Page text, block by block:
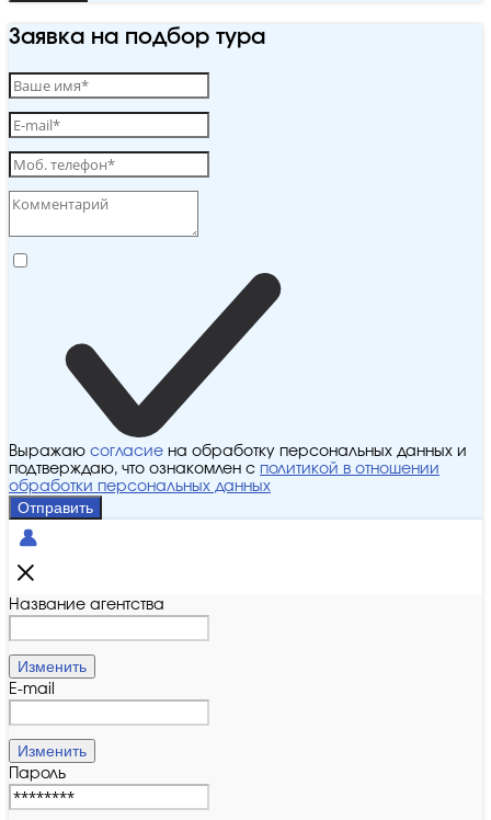
Заявка на подбор тура
Выражаю согласие на обработку персональных данных и
подтверждаю, что ознакомлен с политикой в отношении
обработки персональных данных
Отправить
Название агентства
Изменить
E-mail
Изменить
Пароль